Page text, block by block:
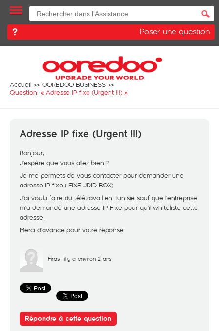
Poser une question
Accueil
OOREDOO BUSINESS
Question: « Adresse IP fixe (Urgent !!!) »
Adresse IP fixe (Urgent !!!)
Bonjour,
J'espère que vous allez bien ?
Je me permets de vous contacter pour demander une
adresse IP fixe.( FIXE JDID BOX)
J'ai voulu faire du télétravail en Tunisie sauf que l'entreprise
m'a demandé une adresse IP Fixe pour qu'il whiteliste cette
adresse.
Merci d'avance pour votre réponse.
Firas il y a environ 2 ans
Répondre à cette question